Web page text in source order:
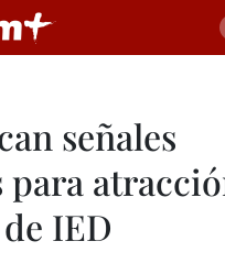
señales
IED